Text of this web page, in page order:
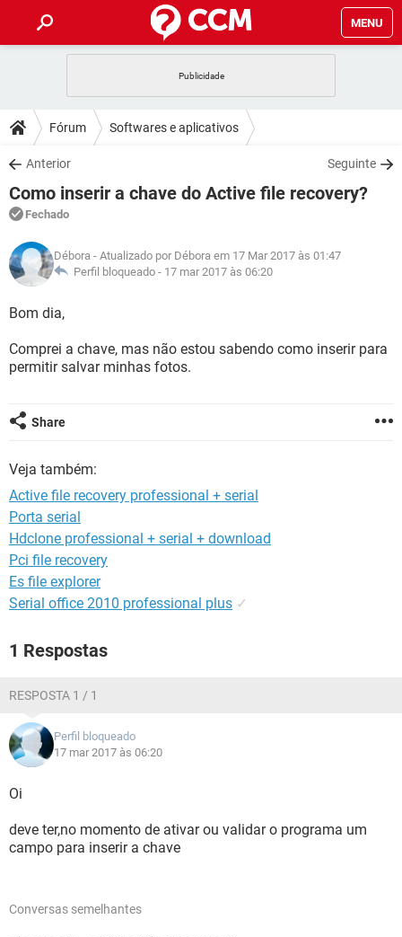
MENU
CELULAR FACEBOOK
OUTLOOK
INSTAGRAM GMAIL
GUIA DE COMPRAS
DICAS
JOGOS WHATSAPP
OUTLOOK
INSTAGRAM
GUIA DE COMPRAS
DOWNLOADS
JOGOS WHATSAPP
CELULAR
OUTLOOK EXCEL
INSTAGRAM
GUIA DE COMPRAS
FÓRUM
JOGOS
CELULAR FACEBOOK
GUIA DE COMPRAS
GLOSSÁRIO
JOGOS
CELULAR
OUTLOOK EXCEL
Fórum Softwares e aplicativos
Anterior Seguinte
Como inserir a chave do Active file recovery?
Fechado
Débora - Atualizado por Débora em 17 Mar 2017 às 01:47
Perfil bloqueado - 17 mar 2017 às 06:20
Bom dia,
Comprei a chave, mas não estou sabendo como inserir para
permitir salvar minhas fotos.
Share
Veja também:
Active file recovery professional + serial
Porta serial
Hdclone professional + serial + download
Pci file recovery
Es file explorer
Serial office 2010 professional plus ✓
1 Respostas
RESPOSTA 1 / 1
Perfil bloqueado
17 mar 2017 às 06:20
Oi
deve ter,no momento de ativar ou validar o programa um
campo para inserir a chave
Conversas semelhantes